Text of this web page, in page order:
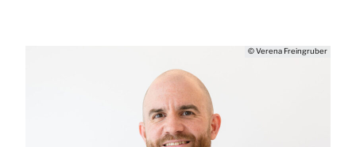
© Verena Freingruber